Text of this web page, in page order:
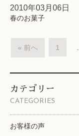
カテゴリー
CATEGORIES
お客様の声
2010年03月06日
春のお菓子
« 前へ 1